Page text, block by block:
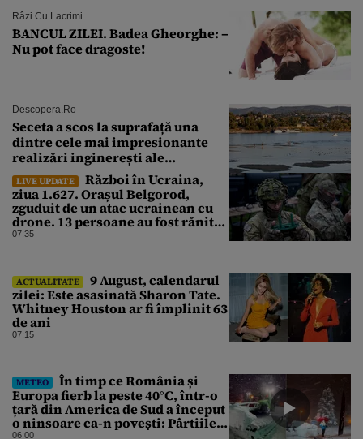
Râzi Cu Lacrimi
BANCUL ZILEI. Badea Gheorghe: –
Nu pot face dragoste!
Descopera.ro
Seceta a scos la suprafață una
dintre cele mai impresionante
realizări inginerești ale
Imperiului Roman
LIVE UPDATE
Război în Ucraina,
ziua 1.627. Orașul Belgorod,
zguduit de un atac ucrainean cu
drone. 13 persoane au fost rănite
și mai multe clădiri, incendiate
07:35
ACTUALITATE
9 August, calendarul
zilei: Este asasinată Sharon Tate.
Whitney Houston ar fi împlinit 63
de ani
07:15
METEO
În timp ce România și
Europa fierb la peste 40°C, într-o
țară din America de Sud a început
o ninsoare ca-n povești: Pârtiile
06:00